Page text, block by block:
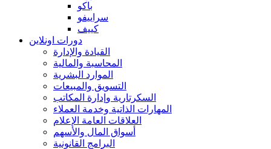
باكو
سراييفو
كييف
دورات اونلاين
القيادة والإدارة
المحاسبة والمالية
الموارد البشرية
التسويق والمبيعات
السكرتارية وإدارة المكاتب
المهارات الذاتية وخدمة العملاء
العلاقات العامة الإعلام
أسواق المال والأسهم
البرامج القانونية